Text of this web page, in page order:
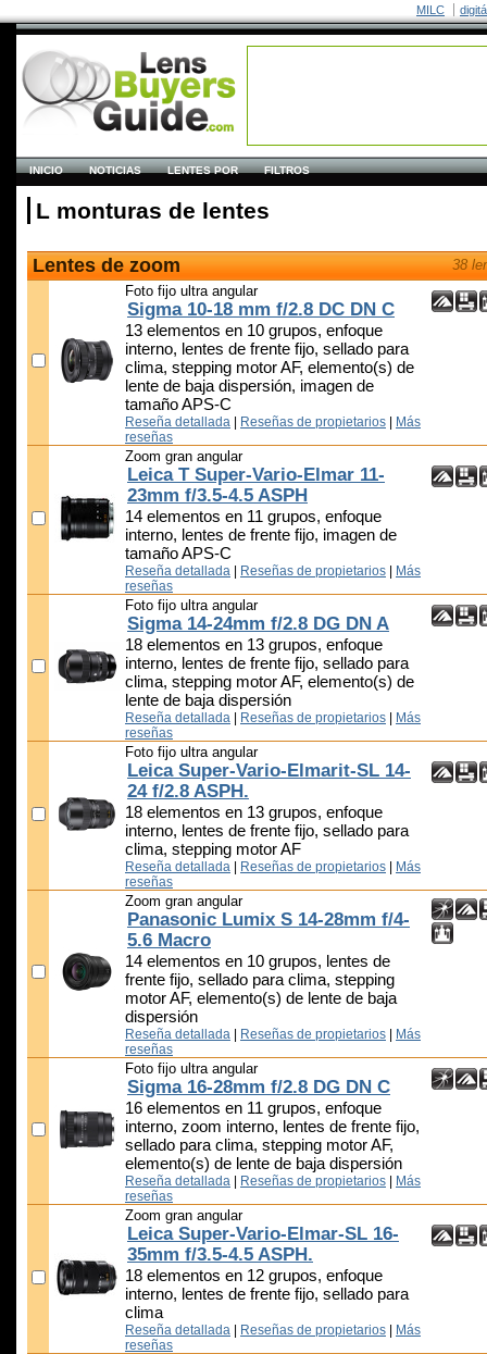
MILC
INICIO NOTICIAS LENTES POR FILTROS
L monturas de lentes
38
Lentes de zoom
Foto fijo ultra angular
Sigma 10-18 mm f/2.8 DC DN C
13 elementos en 10 grupos, enfoque
interno, lentes de frente fijo, sellado para
clima, stepping motor AF, elemento(s) de
lente de baja dispersión, imagen de
tamaño APS-C
Reseña detallada Reseñas de propietarios
Más
reseñas
Zoom gran angular
Leica T Super-Vario-Elmar 11-
23mm f/3.5-4.5 ASPH
14 elementos en 11 grupos, enfoque
interno, lentes de frente fijo, imagen de
tamaño APS-C
Reseña detallada Reseñas de propietarios
Más
reseñas
Foto fijo ultra angular
Sigma 14-24mm f/2.8 DG DN A
18 elementos en 13 grupos, enfoque
interno, lentes de frente fijo, sellado para
clima, stepping motor AF, elemento(s) de
lente de baja dispersión
Reseña detallada Reseñas de propietarios
Más
reseñas
Foto fijo ultra angular
Leica Super-Vario-Elmarit-SL 14-
24 f/2.8 ASPH.
18 elementos en 13 grupos, enfoque
interno, lentes de frente fijo, sellado para
clima, stepping motor AF
Reseña detallada Reseñas de propietarios
Más
reseñas
Zoom gran angular
Panasonic Lumix S 14-28mm f/4-
5.6 Macro
14 elementos en 10 grupos, lentes de
frente fijo, sellado para clima, stepping
motor AF, elemento(s) de lente de baja
dispersión
Reseña detallada Reseñas de propietarios
Más
reseñas
Foto fijo ultra angular
Sigma 16-28mm f/2.8 DG DN C
16 elementos en 11 grupos, enfoque
interno, zoom interno, lentes de frente fijo,
sellado para clima, stepping motor AF,
elemento(s) de lente de baja dispersión
Reseña detallada Reseñas de propietarios
Más
reseñas
Zoom gran angular
Leica Super-Vario-Elmar-SL 16-
35mm f/3.5-4.5 ASPH.
18 elementos en 12 grupos, enfoque
interno, lentes de frente fijo, sellado para
clima
Reseña detallada Reseñas de propietarios
Más
reseñas